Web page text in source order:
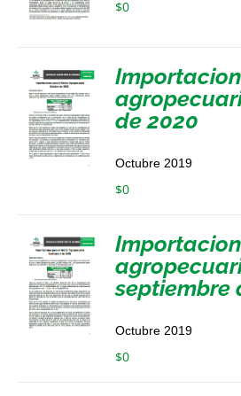
$0
de 2020
Octubre 2019
$0
septiembre
Octubre 2019
$0